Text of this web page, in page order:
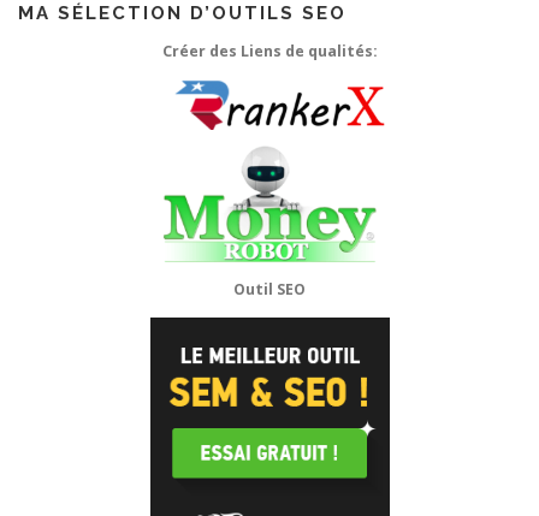
MA SÉLECTION D’OUTILS SEO
Créer des Liens de qualités:
Outil SEO